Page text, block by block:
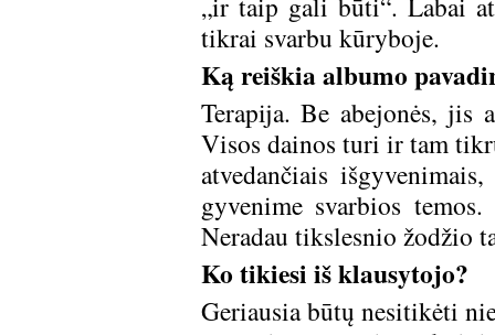
tikrai svarbu kūryboje.
Ką reiškia albumo
Terapija. Be abejonės, jis
Visos dainos turi ir tam
atvedančiais
gyvenime svarbios
Neradau tikslesnio žodžio
Ko tikiesi iš klausytojo?
Geriausia būtų nesitikėti